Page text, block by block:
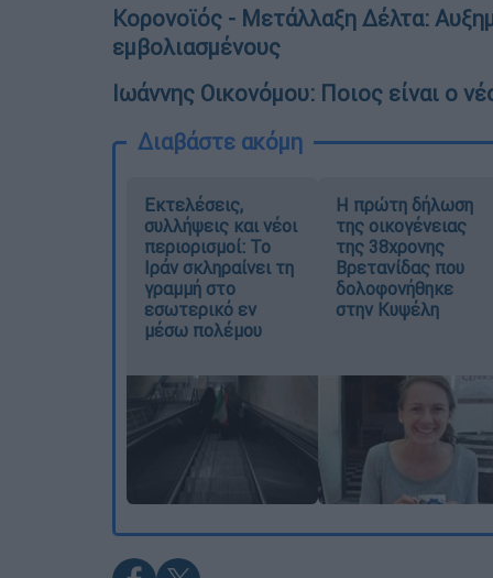
Κορονοϊός - Μετάλλαξη Δέλτα:
εμβολιασμένους
Ιωάννης Οικονόμου: Ποιος είναι ο
Διαβάστε ακόμη
Εκτελέσεις,
συλλήψεις και νέοι
περιορισμοί: Το
Ιράν σκληραίνει τη
γραμμή στο
εσωτερικό εν
μέσω πολέμου
Η πρώτη δήλωση
της οικογένειας
της 38χρονης
Βρετανίδας που
δολοφονήθηκε
στην Κυψέλη